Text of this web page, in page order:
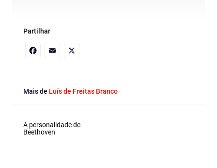
Partilhar
Mais de Luís de Freitas Branco
A personalidade de
Beethoven